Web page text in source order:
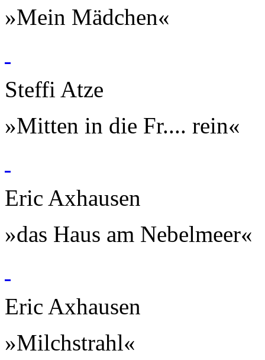
»Mein Mädchen«
Steffi Atze
»Mitten in die Fr.... rein«
Eric Axhausen
»das Haus am Nebelmeer«
Eric Axhausen
»Milchstrahl«